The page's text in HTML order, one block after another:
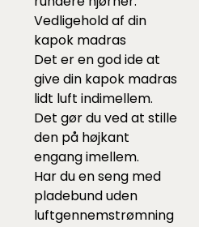
Vedligehold af din
kapok madras
Det er en god ide at
give din kapok madras
lidt luft indimellem.
Det gør du ved at stille
den på højkant
engang imellem.
Har du en seng med
pladebund uden
luftgennemstrømning